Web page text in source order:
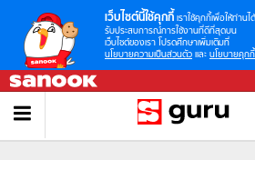
เว็บไซต์นี้ใช้คุกกี้ เราใช้คุกกี้เพื่อให้ท่านได้
รับประสบการณ์การใช้งานที่ดีที่สุดบน
เว็บไซต์ของเรา โปรดศึกษาเพิ่มเติมที่
นโยบายความเป็นส่วนตัว และ นโยบายคุกกี้